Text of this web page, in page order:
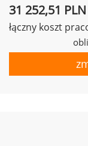
31 252,51 PLN
łączny koszt